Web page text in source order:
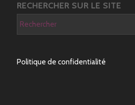
RECHERCHER SUR LE SITE
Politique de confidentialité